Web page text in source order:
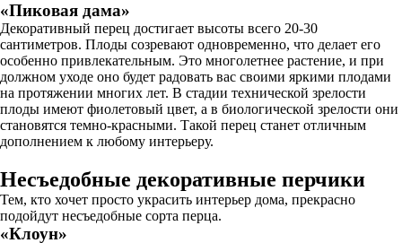
«Пиковая дама»
Декоративный перец достигает высоты всего 20-30
сантиметров. Плоды созревают одновременно, что делает его
особенно привлекательным. Это многолетнее растение, и при
должном уходе оно будет радовать вас своими яркими плодами
на протяжении многих лет. В стадии технической зрелости
плоды имеют фиолетовый цвет, а в биологической зрелости они
становятся темно-красными. Такой перец станет отличным
дополнением к любому интерьеру.
Несъедобные декоративные перчики
Тем, кто хочет просто украсить интерьер дома, прекрасно
подойдут несъедобные сорта перца.
«Клоун»